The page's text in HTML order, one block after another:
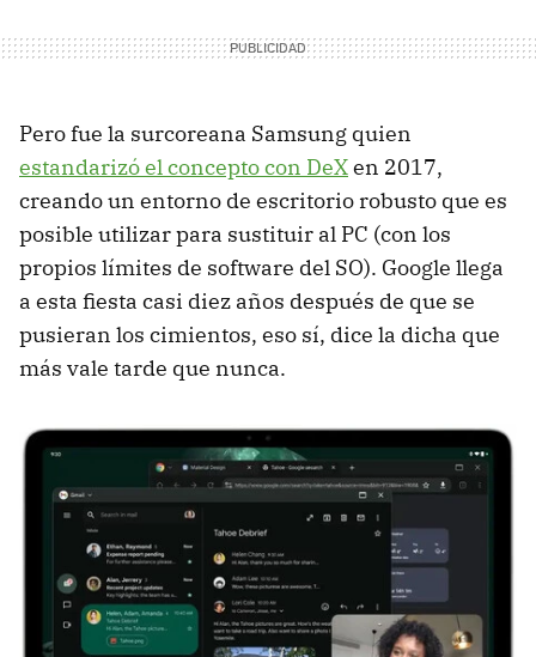
Pero fue la surcoreana Samsung quien
estandarizó el concepto con DeXen 2017,
creando un entorno de escritorio robusto que es
posible utilizar para sustituir al PC (con los
propios límites de software del SO). Google llega
a esta fiesta casi diez años después de que se
pusieran los cimientos, eso sí, dice la dicha que
más vale tarde que nunca.